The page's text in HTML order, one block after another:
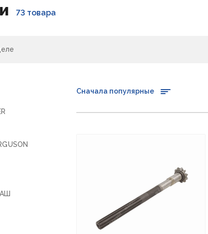
73 товара
Сначала популярные